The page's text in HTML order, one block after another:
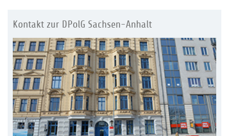
Kontakt zur DPolG Sachsen-Anhalt